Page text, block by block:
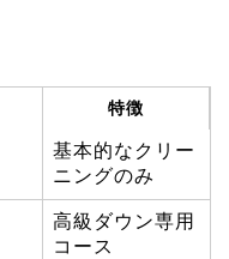
特徴
基本的なクリー
ニングのみ
高級ダウン専用
コース